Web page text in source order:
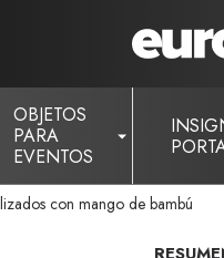
OBJETOS
PARA
EVENTOS
con mango de bambú